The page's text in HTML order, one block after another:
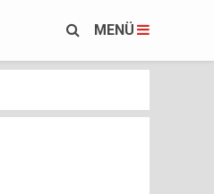
MENÜ